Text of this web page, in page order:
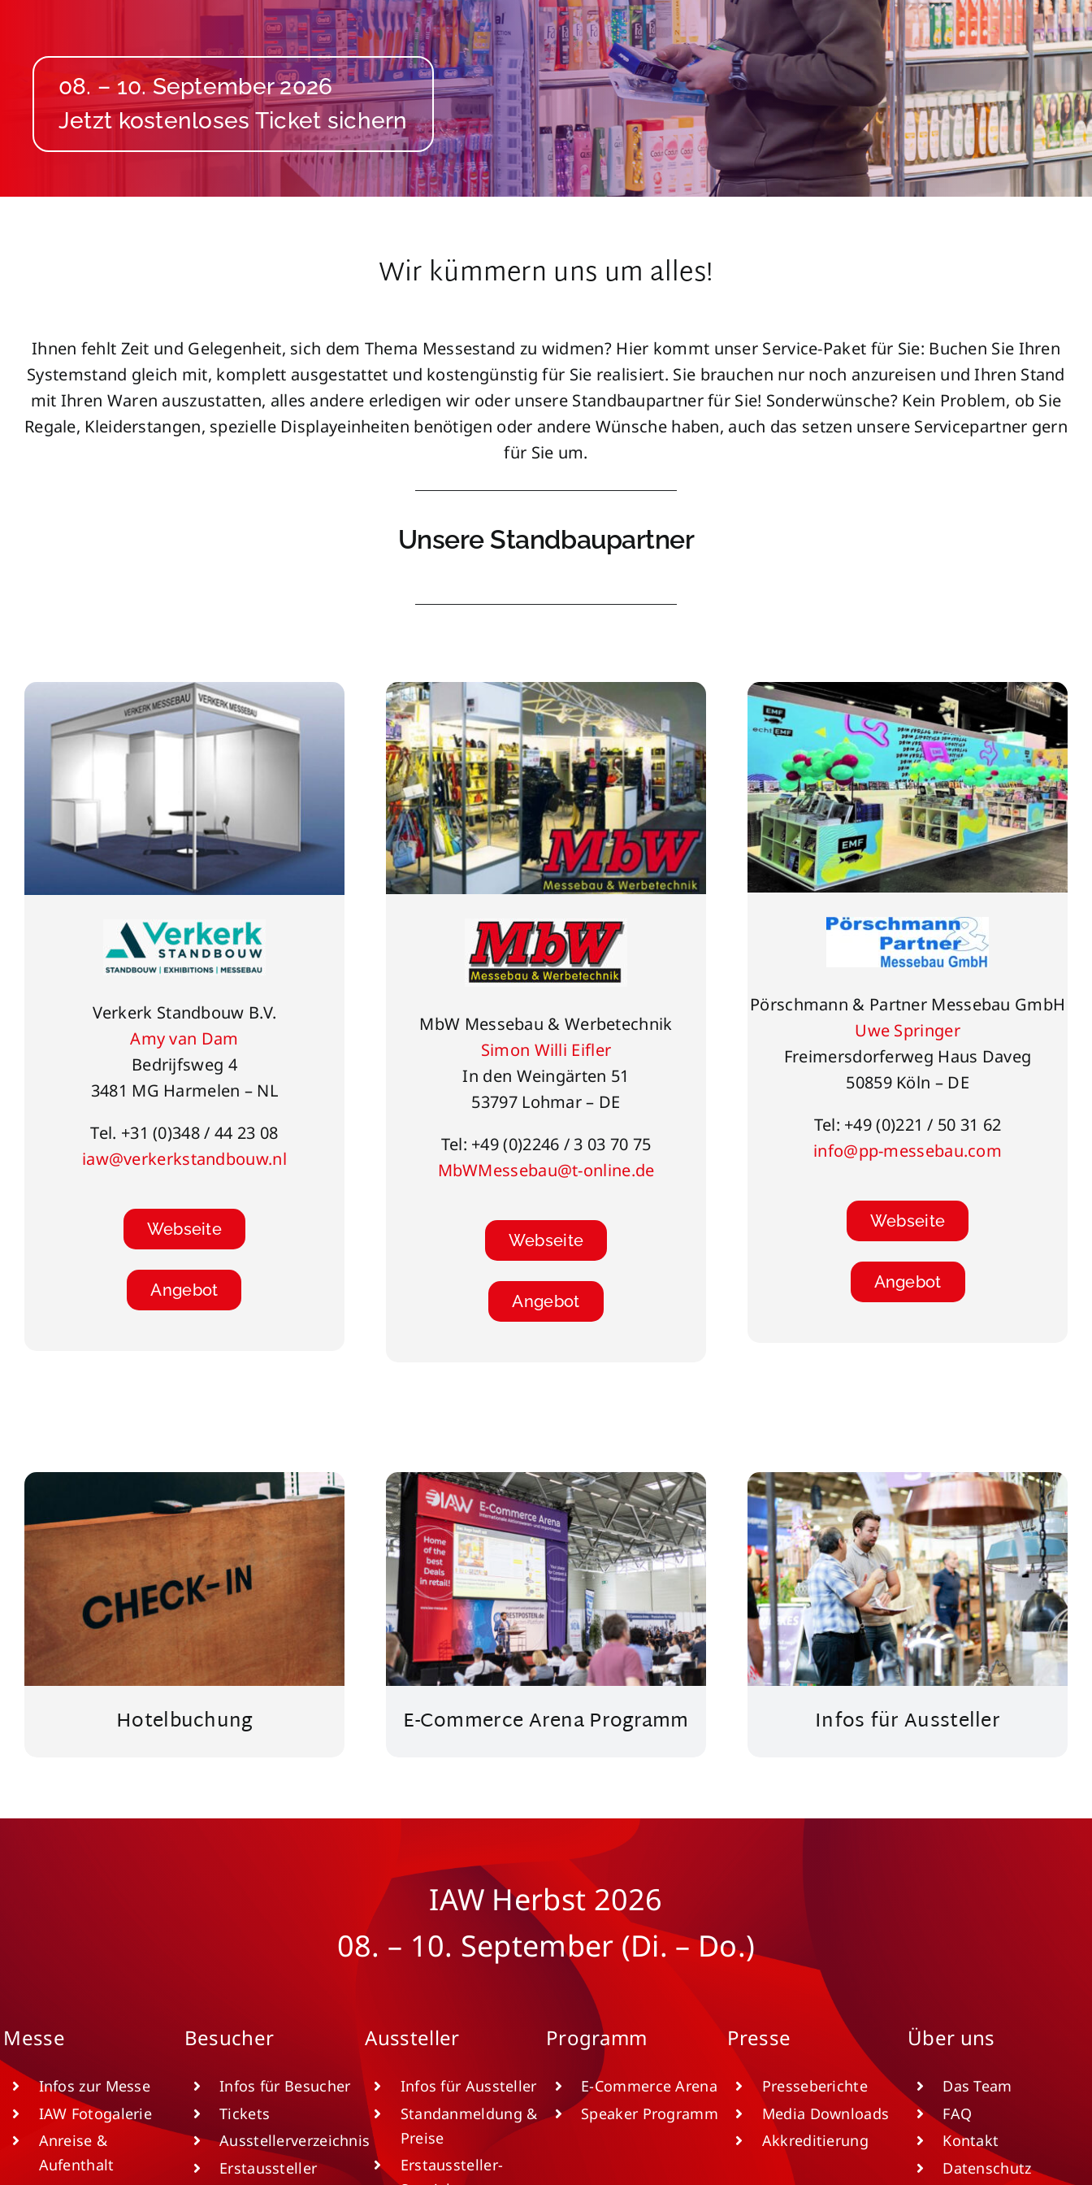
08. – 10. September 2026
Wir kümmern uns um alles!
Ihnen fehlt Zeit und Gelegenheit, sich dem Thema Messestand zu widmen? Hier kommt unser Service-Paket für Sie: Buchen Sie Ihren
Systemstand gleich mit, komplett ausgestattet und kostengünstig für Sie realisiert. Sie brauchen nur noch anzureisen und Ihren Stand
mit Ihren Waren auszustatten, alles andere erledigen wir oder unsere Standbaupartner für Sie! Sonderwünsche? Kein Problem, ob Sie
Regale, Kleiderstangen, spezielle Displayeinheiten benötigen oder andere Wünsche haben, auch das setzen unsere Servicepartner gern
für Sie um.
Unsere Standbaupartner
Verkerk Standbouw B.V.
Amy van Dam
Bedrijfsweg 4
3481 MG Harmelen – NL
Tel. +31 (0)348 / 44 23 08
iaw@verkerkstandbouw.nl
Webseite
Angebot
MbW Messebau & Werbetechnik
Simon Willi Eifler
In den Weingärten 51
53797 Lohmar – DE
Tel: +49 (0)2246 / 3 03 70 75
MbWMessebau@t-online.de
Webseite
Angebot
Pörschmann & Partner Messebau GmbH
Uwe Springer
Freimersdorferweg Haus Daveg
50859 Köln – DE
Tel: +49 (0)221 / 50 31 62
info@pp-messebau.com
Webseite
Angebot
Hotelbuchung E-Commerce Arena Programm Infos für Aussteller
IAW Herbst 2026
08. – 10. September (Di. – Do.)
Messe
Infos zur Messe
IAW Fotogalerie
Anreise &
Aufenthalt
Besucher
Infos für Besucher
Tickets
Ausstellerverzeichnis
Erstaussteller
Aussteller
Infos für Aussteller
Standanmeldung &
Preise
Erstaussteller-
Programm
E-Commerce Arena
Speaker Programm
Presse
Presseberichte
Media Downloads
Akkreditierung
Über uns
Das Team
FAQ
Kontakt
Datenschutz